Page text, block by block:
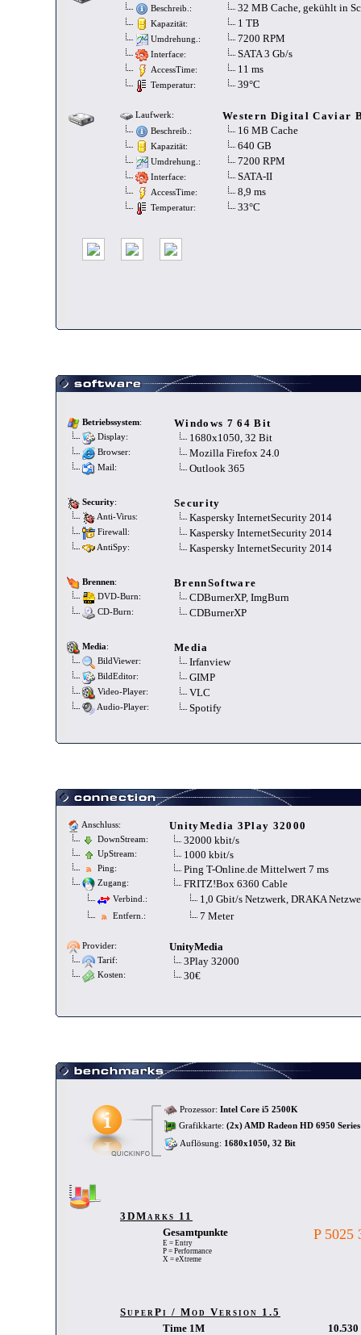
Beschreib.: 32 MB Cache, gekühlt in
Kapazität: 1 TB
Umdrehung.: 7200 RPM
Interface: SATA 3 Gb/s
AccessTime: 11 ms
Temperatur: 39°C
Laufwerk: Western Digital Caviar
Beschreib.: 16 MB Cache
Kapazität: 640 GB
Umdrehung.: 7200 RPM
Interface: SATA-II
AccessTime: 8,9 ms
Temperatur: 33°C
Betriebssystem: Windows 7 64 Bit
Display: 1680x1050, 32 Bit
Browser: Mozilla Firefox 24.0
Mail: Outlook 365
Security: Security
Anti-Virus: Kaspersky InternetSecurity 2014
Firewall: Kaspersky InternetSecurity 2014
AntiSpy: Kaspersky InternetSecurity 2014
Brennen: BrennSoftware
DVD-Burn: CDBurnerXP, ImgBurn
CD-Burn: CDBurnerXP
Media: Media
BildViewer: Irfanview
BildEditor: GIMP
Video-Player: VLC
Audio-Player: Spotify
Anschluss: UnityMedia 3Play 32000
DownStream: 32000 kbit/s
UpStream: 1000 kbit/s
Ping: Ping T-Online.de Mittelwert 7 ms
Zugang: FRITZ!Box 6360 Cable
Verbind.: 1,0 Gbit/s Netzwerk, DRAKA
Entfern.: 7 Meter
Provider: UnityMedia
Tarif: 3Play 32000
Kosten: 30€
Prozessor: Intel Core i5 2500K
Grafikkarte: (2x) AMD Radeon HD 6950
Auflösung: 1680x1050, 32 Bit
3DMarks 11
Gesamtpunkte
E = Entry
P = Performance
X = eXtreme
P 5025
SuperPi / Mod Version 1.5
Time 1M
10.530